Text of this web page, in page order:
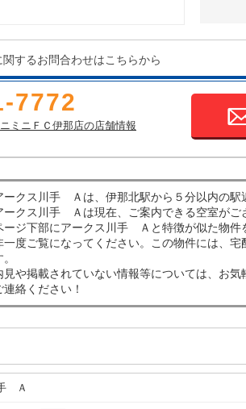
関するお問合わせはこちらから
7772
ニミニＦＣ伊那店の店舗情報
ークス川手 Ａは、伊那北駅から５分以内の駅
ークス川手 Ａは現在、ご案内できる空室がご
ージ下部にアークス川手 Ａと特徴が似た物件
一度ご覧になってください。この物件には、宅
見や掲載されていない情報等については、お気
連絡ください！
Ａ